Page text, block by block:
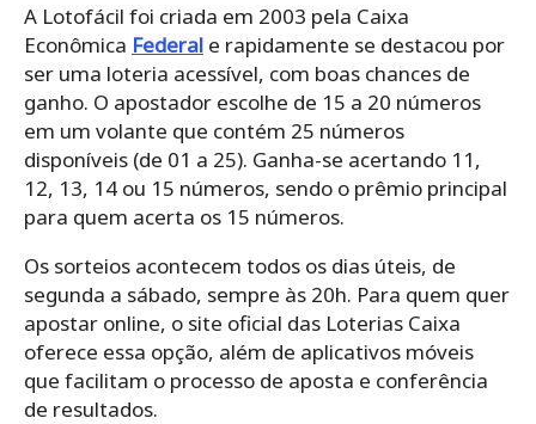
A Lotofácil foi criada em 2003 pela Caixa
Econômica Federal e rapidamente se destacou por
ser uma loteria acessível, com boas chances de
ganho. O apostador escolhe de 15 a 20 números
em um volante que contém 25 números
disponíveis (de 01 a 25). Ganha-se acertando 11,
12, 13, 14 ou 15 números, sendo o prêmio principal
para quem acerta os 15 números.
Os sorteios acontecem todos os dias úteis, de
segunda a sábado, sempre às 20h. Para quem quer
apostar online, o site oficial das Loterias Caixa
oferece essa opção, além de aplicativos móveis
que facilitam o processo de aposta e conferência
de resultados.